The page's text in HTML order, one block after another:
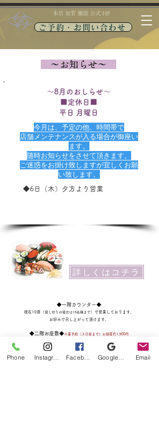
​本店 加賀 彌助 公式 HP
ご予約・お問い合わせ
​ ～お知らせ～
～8月のおしらせ～​
■定休日■
平日 月曜日
今月は、予定の他、時間帯で
店舗メンテナンスが入る場合が御座い
ます。
随時お知らせをさせて頂きます。
ご迷惑をお掛け致しますが宜しくお願
い致します。
◆6日（木）夕方より営業​
詳しくはコチラ
​◆一階カウンター◆
現在10席 （貸し切りの場合は15名様まで）
で営業しております。
お好みで召し上がって頂けます。
◆二階お座敷◆※要予約（２日前まで）お部屋代1,500円
​※現在は、 ご利用を控えさせて頂いております.
Phone Email